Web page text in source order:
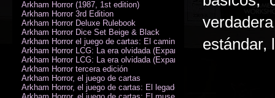
estándar,
Arkham Horror (1987, 1st edition)
Arkham Horror 3rd Edition
Arkham Horror Deluxe Rulebook
Arkham Horror Dice Set Beige & Black
Arkham Horror el juego de cartas: El camino a Carcosa - Exp.
Arkham Horror LCG: La era olvidada (Expansión de campaña)
Arkham Horror LCG: La era olvidada (Expansión de investigadores)
Arkham Horror tercera edición
Arkham Horror, el juego de cartas
Arkham Horror, el juego de cartas: El legado de Dunwich expansión